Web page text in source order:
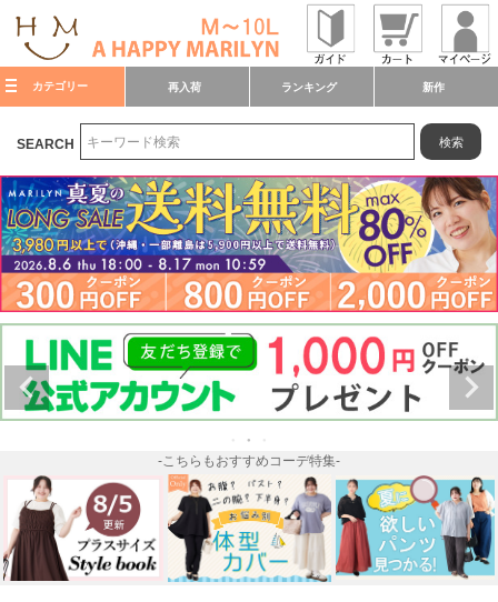
カテゴリー 再入荷 ランキング 新作
SEARCH 検索
-こちらもおすすめコーデ特集-